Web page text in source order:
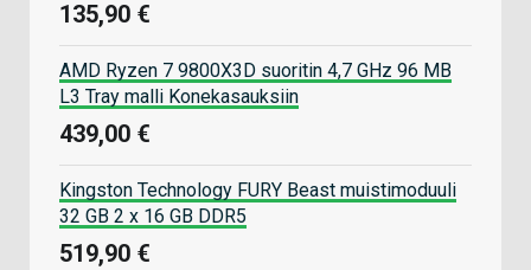
135,90 €
AMD Ryzen 7 9800X3D suoritin 4,7 GHz 96 MB
L3 Tray malli Konekasauksiin
439,00 €
Kingston Technology FURY Beast muistimoduuli
32 GB 2 x 16 GB DDR5
519,90 €